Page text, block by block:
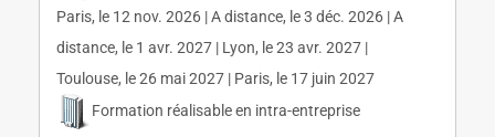
Paris, le 12 nov. 2026 | A distance, le 3 déc. 2026 | A
distance, le 1 avr. 2027 | Lyon, le 23 avr. 2027 |
Toulouse, le 26 mai 2027 | Paris, le 17 juin 2027
Formation réalisable en intra-entreprise